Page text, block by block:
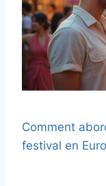
Comment
festival en